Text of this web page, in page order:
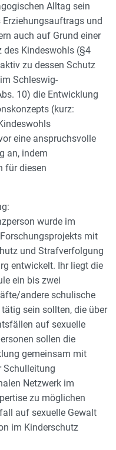
Alltag sein
und
auch auf Grund einer
des Kindeswohls (§4
zu dessen Schutz
Schleswig-
10) die Entwicklung
(kurz:
eine anspruchsvolle
an, indem
für diesen
wurde im
mit
und Strafverfolgung
entwickelt. Ihr liegt die
ein bis zwei
andere schulische
sein sollten, die über
auf sexuelle
sollen die
gemeinsam mit
Schulleitung
Netzwerk im
zu möglichen
auf sexuelle Gewalt
im Kinderschutz